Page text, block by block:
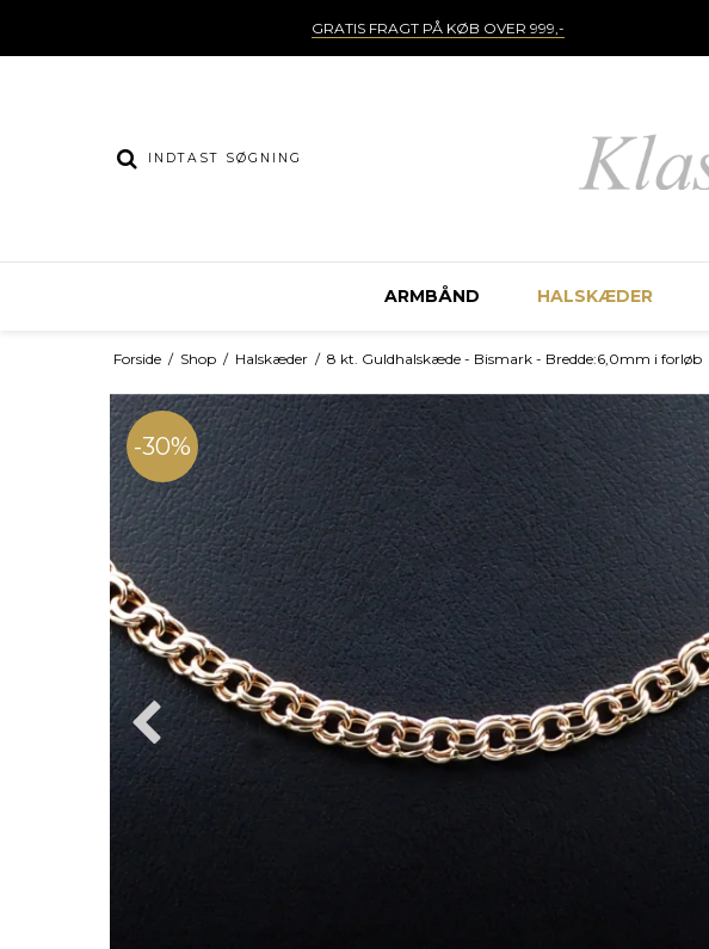
GRATIS FRAGT PÅ KØB OVER 999,-
ARMBÅND HALSKÆDER
Forside / Shop / Halskæder / 8 kt. Guldhalskæde - Bismark - Bredde:6,0mm i forløb
-30%